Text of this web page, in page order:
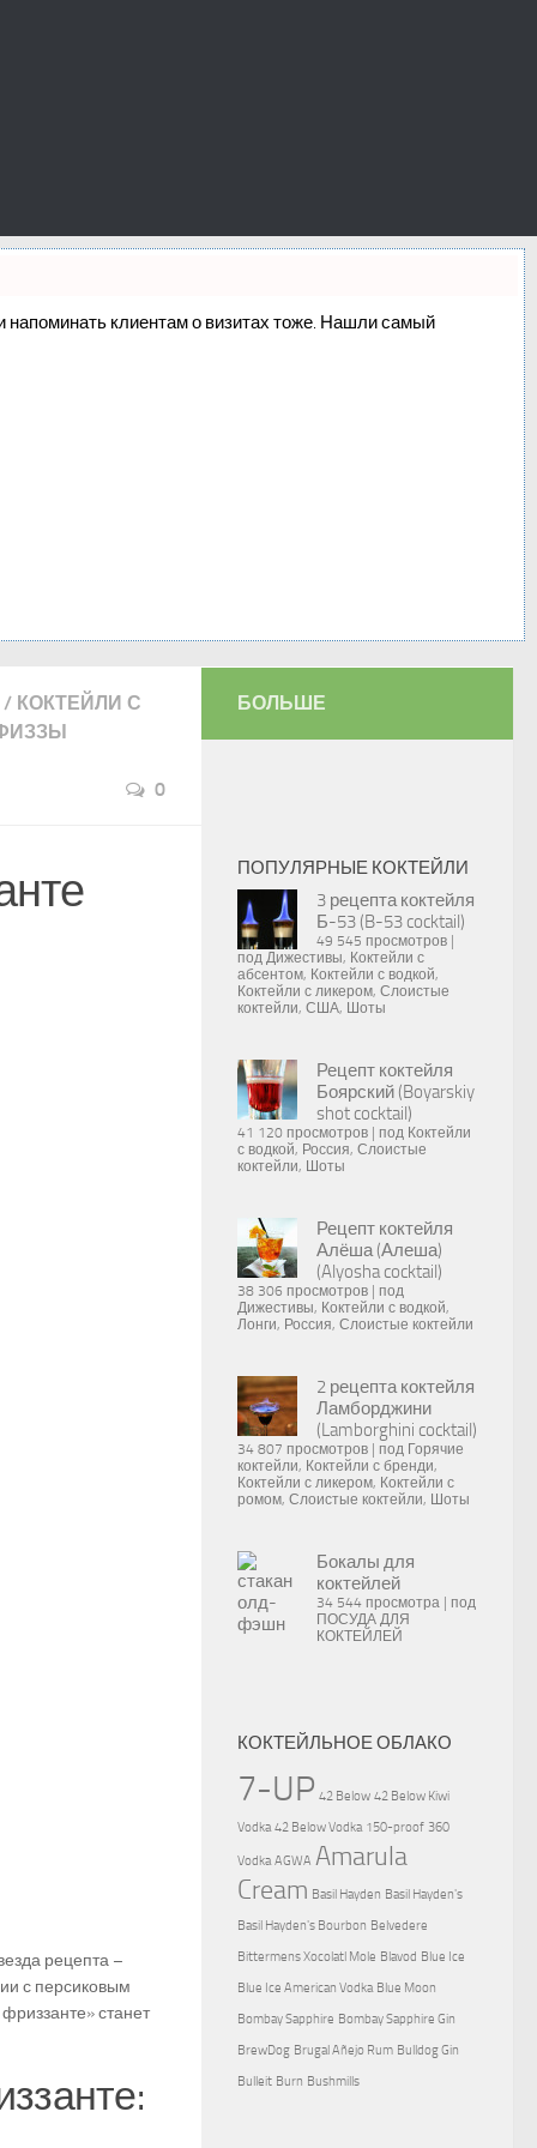
напоминать клиентам о визитах тоже. Нашли самый
/ КОКТЕЙЛИ С
0
рецепта –
с персиковым
станет
БОЛЬШЕ
ПОПУЛЯРНЫЕ КОКТЕЙЛИ
3 рецепта коктейля
Б-53 (B-53 cocktail)
49 545 просмотров
под Дижестивы, Коктейли с
абсентом, Коктейли с водкой,
Коктейли с ликером, Слоистые
коктейли, США, Шоты
Рецепт коктейля
Боярский (Boyarskiy
shot cocktail)
41 120 просмотров под Коктейли
с водкой, Россия, Слоистые
коктейли, Шоты
Рецепт коктейля
Алёша (Алеша)
(Alyosha cocktail)
38 306 просмотров
под
Дижестивы, Коктейли с водкой,
Лонги, Россия, Слоистые коктейли
2 рецепта коктейля
Ламборджини
(Lamborghini cocktail)
34 807 просмотров под Горячие
коктейли, Коктейли с бренди,
Коктейли с ликером, Коктейли с
ромом, Слоистые коктейли, Шоты
Бокалы для
коктейлей
34 544 просмотра
под
ПОСУДА ДЛЯ
КОКТЕЙЛЕЙ
КОКТЕЙЛЬНОЕ ОБЛАКО
7-UP 42 Below 42 Below Kiwi
Vodka 42 Below Vodka 150-proof 360
Vodka AGWA Amarula
Cream Basil Hayden Basil Hayden's
Basil Hayden's Bourbon Belvedere
Bittermens Xocolatl Mole Blavod Blue Ice
Blue Ice American Vodka Blue Moon
Bombay Sapphire Bombay Sapphire Gin
BrewDog Brugal Añejo Rum Bulldog Gin
Bulleit Burn Bushmills